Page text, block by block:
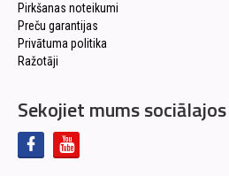
Pirkšanas noteikumi
Preču garantijas
Privātuma politika
Ražotāji
Sekojiet mums